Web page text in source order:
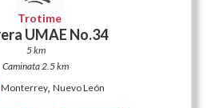
Trotime
UMAE No.34
5 km
Caminata 2.5 km
Monterrey, Nuevo León